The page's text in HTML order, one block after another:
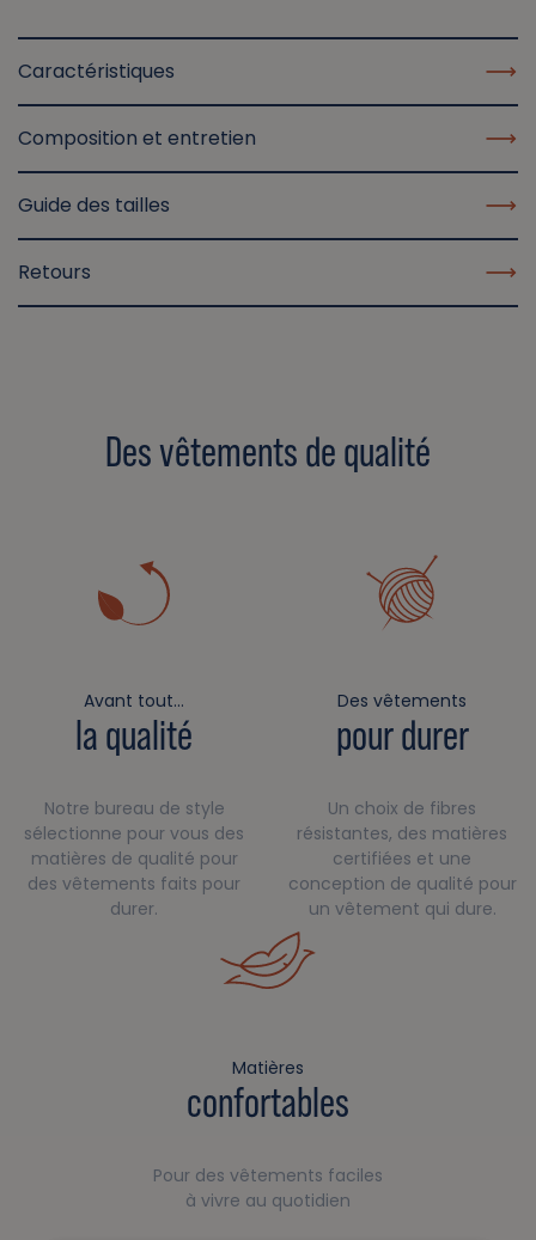
Caractéristiques
Composition et entretien
Guide des tailles
Retours
Des vêtements de qualité
Avant tout…
la qualité
Notre bureau de style
sélectionne pour vous des
matières de qualité pour
des vêtements faits pour
durer.
Des vêtements
pour durer
Un choix de fibres
résistantes, des matières
certifiées et une
conception de qualité pour
un vêtement qui dure.
Matières
confortables
Pour des vêtements faciles
à vivre au quotidien